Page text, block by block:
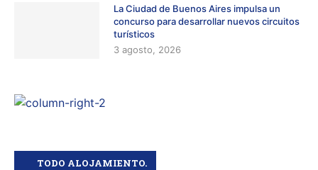
La Ciudad de Buenos Aires impulsa un
concurso para desarrollar nuevos circuitos
turísticos
3 agosto, 2026
TODO ALOJAMIENTO.